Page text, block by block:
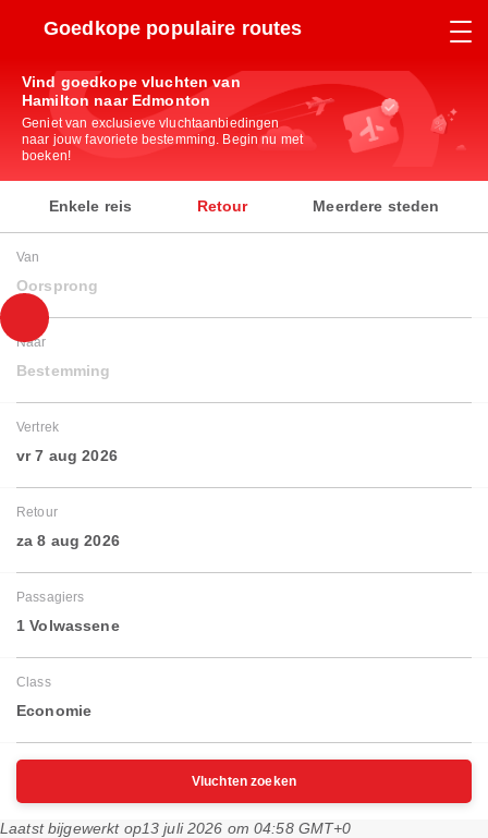
Goedkope populaire routes
Vind goedkope vluchten van
Hamilton naar Edmonton
Geniet van exclusieve vluchtaanbiedingen
naar jouw favoriete bestemming. Begin nu met
boeken!
Enkele reis Retour Meerdere steden
Van
Oorsprong
Naar
Bestemming
Vertrek
vr 7 aug 2026
Retour
za 8 aug 2026
Passagiers
1 Volwassene
Class
Economie
Vluchten zoeken
Laatst bijgewerkt op13 juli 2026 om 04:58 GMT+0